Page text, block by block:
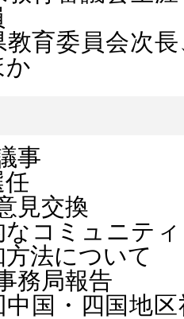
教育委員会次
事
見交換
なコミュニテ
方法について
務局報告
中国・四国地